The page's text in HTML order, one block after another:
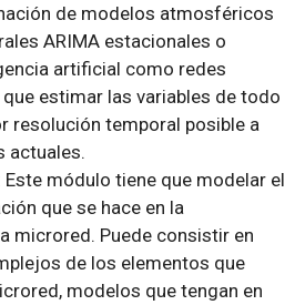
de modelos atmosféricos
ARIMA estacionales o
artificial como redes
que estimar las variables de todo
resolución temporal posible a
actuales.
módulo tiene que modelar el
que se hace en la
microred. Puede consistir en
de los elementos que
modelos que tengan en